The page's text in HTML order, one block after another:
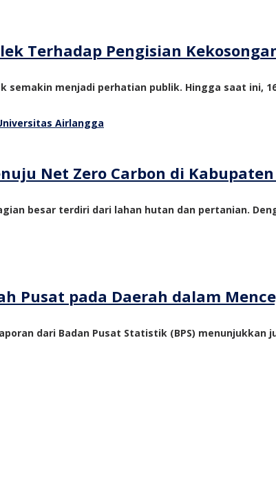
Terhadap Pengisian
menjadi perhatian publik. Hingga saat ini, 16
Net Zero Carbon di
besar terdiri dari lahan hutan dan pertanian.
Pusat pada Daerah dalam
dari Badan Pusat Statistik (BPS) menunjukkan